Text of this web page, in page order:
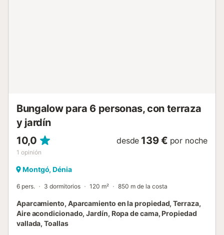
Bungalow para 6 personas, con terraza
y jardín
10,0
1 opinión
desde 139 € por noche
Montgó, Dénia
6 pers. 3 dormitorios 120 m² 850 m de la costa
Aparcamiento, Aparcamiento en la propiedad, Terraza,
Aire acondicionado, Jardín, Ropa de cama, Propiedad
vallada, Toallas